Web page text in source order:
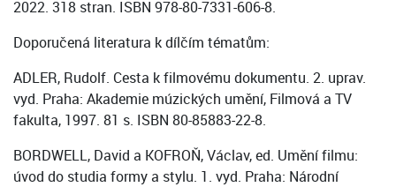
2022. 318 stran. ISBN 978-80-7331-606-8.
Doporučená literatura k dílčím tématům:
ADLER, Rudolf. Cesta k filmovému dokumentu. 2. uprav.
vyd. Praha: Akademie múzických umění, Filmová a TV
fakulta, 1997. 81 s. ISBN 80-85883-22-8.
BORDWELL, David a KOFROŇ, Václav, ed. Umění filmu:
úvod do studia formy a stylu. 1. vyd. Praha: Národní